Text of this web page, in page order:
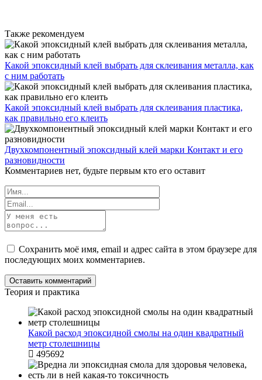
Также рекомендуем
Какой эпоксидный клей выбрать для склеивания металла, как
с ним работать
Какой эпоксидный клей выбрать для склеивания пластика,
как правильно его клеить
Двухкомпонентный эпоксидный клей марки Контакт и его
разновидности
Комментариев нет, будьте первым кто его оставит
Сохранить моё имя, email и адрес сайта в этом браузере для
последующих моих комментариев.
Теория и практика
Какой расход эпоксидной смолы на один квадратный
метр столешницы
495692